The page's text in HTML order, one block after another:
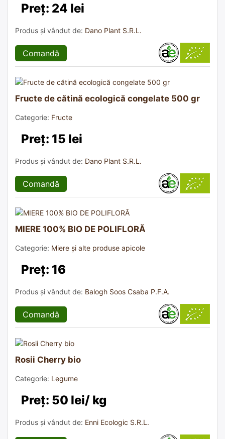
Preț: 24 lei
Produs și vândut de: Dano Plant S.R.L.
Comandă
Fructe de cătină ecologică congelate 500 gr
Categorie: Fructe
Preț: 15 lei
Produs și vândut de: Dano Plant S.R.L.
Comandă
MIERE 100% BIO DE POLIFLORĂ
Categorie: Miere și alte produse apicole
Preț: 16
Produs și vândut de: Balogh Soos Csaba P.F.A.
Comandă
Rosii Cherry bio
Categorie: Legume
Preț: 50 lei/ kg
Produs și vândut de: Enni Ecologic S.R.L.